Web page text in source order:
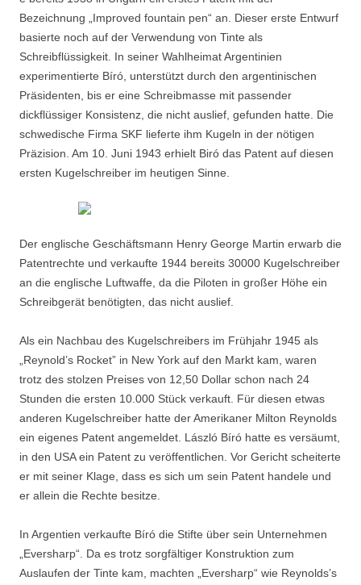
Bezeichnung „Improved fountain pen“ an. Dieser erste Entwurf
basierte noch auf der Verwendung von Tinte als
Schreibflüssigkeit. In seiner Wahlheimat Argentinien
experimentierte Bíró, unterstützt durch den argentinischen
Präsidenten, bis er eine Schreibmasse mit passender
dickflüssiger Konsistenz, die nicht auslief, gefunden hatte. Die
schwedische Firma SKF lieferte ihm Kugeln in der nötigen
Präzision. Am 10. Juni 1943 erhielt Biró das Patent auf diesen
ersten Kugelschreiber im heutigen Sinne.
Der englische Geschäftsmann Henry George Martin erwarb die
Patentrechte und verkaufte 1944 bereits 30000 Kugelschreiber
an die englische Luftwaffe, da die Piloten in großer Höhe ein
Schreibgerät benötigten, das nicht auslief.
Als ein Nachbau des Kugelschreibers im Frühjahr 1945 als
„Reynold’s Rocket” in New York auf den Markt kam, waren
trotz des stolzen Preises von 12,50 Dollar schon nach 24
Stunden die ersten 10.000 Stück verkauft. Für diesen etwas
anderen Kugelschreiber hatte der Amerikaner Milton Reynolds
ein eigenes Patent angemeldet. László Bíró hatte es versäumt,
in den USA ein Patent zu veröffentlichen. Vor Gericht scheiterte
er mit seiner Klage, dass es sich um sein Patent handele und
er allein die Rechte besitze.
In Argentien verkaufte Bíró die Stifte über sein Unternehmen
„Eversharp“. Da es trotz sorgfältiger Konstruktion zum
Auslaufen der Tinte kam, machten „Eversharp“ wie Reynolds’s